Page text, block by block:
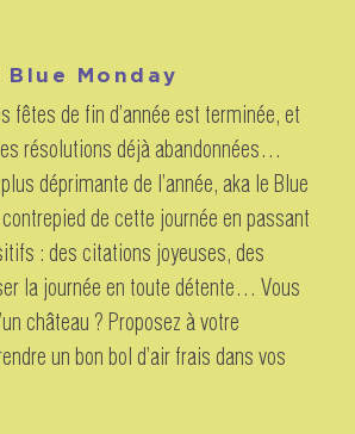
Monday
fêtes de fin d’année est terminée, et
résolutions déjà abandonnées…
déprimante de l’année, aka le Blue
de cette journée en passant
: des citations joyeuses, des
la journée en toute détente… Vous
château ? Proposez à votre
un bon bol d’air frais dans vos